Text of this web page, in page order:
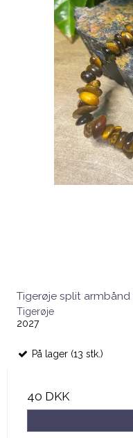
Tigerøje split armbånd
Tigerøje
2027
På lager (13 stk.)
40 DKK